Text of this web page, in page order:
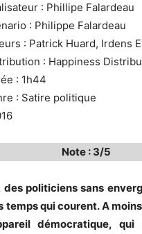
: Phillipe Falardeau
: Philippe Falardeau
: Patrick Huard, Irdens
: Happiness
: 1h44
: Satire politique
Note : 3/5
politiciens sans
qui courent. A moins
démocratique,